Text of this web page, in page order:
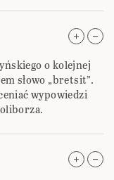
o kolejnej
słowo „bretsit”.
wypowiedzi